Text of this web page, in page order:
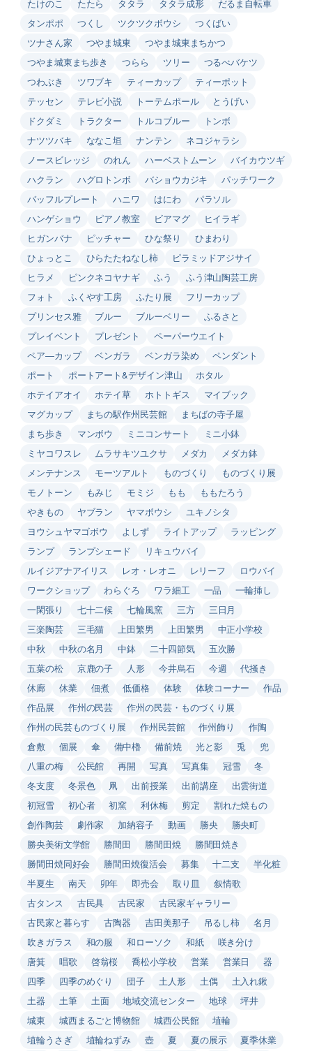
たけのこ たたら タタラ タタラ成形
だるま自転車
タンポポ
つくし ツクツクボウシ
つくばい
ツナさん家
つやま城東
つやま城東まちかつ
つやま城東まち歩き
つらら ツリー
つるべバケツ
つわぶき
ツワブキ ティーカップ
ティーポット
テッセン
テレビ小説 トーテムポール
とうげい
ドクダミ
トラクター トルコブルー
トンボ
ナツツバキ
ななこ垣 ナンテン
ネコジャラシ
ノースビレッジ
のれん ハーベストムーン
バイカウツギ
ハクラン
ハグロトンボ バショウカジキ
パッチワーク
バッフルプレート
ハニワ はにわ
パラソル
ハンゲショウ
ピアノ教室 ビアマグ
ヒイラギ
ヒガンバナ
ピッチャー ひな祭り
ひまわり
ひょっとこ
ひらたたねなし柿
ピラミッドアジサイ
ヒラメ
ピンクネコヤナギ ふう
ふう津山陶芸工房
フォト
ふくやす工房 ふたり展
フリーカップ
プリンセス雅
ブルー ブルーベリー
ふるさと
プレイベント
プレゼント
ペーパーウエイト
ペア―カップ
ベンガラ ベンガラ染め
ペンダント
ポート
ポートアート&デザイン津山
ホタル
ホテイアオイ
ホテイ草 ホトトギス
マイブック
マグカップ
まちの駅作州民芸館
まちばの寺子屋
まち歩き
マンボウ ミニコンサート
ミニ小鉢
ミヤコワスレ
ムラサキツユクサ メダカ
メダカ鉢
メンテナンス
モーツアルト ものづくり
ものづくり展
モノトーン
もみじ モミジ もも
ももたろう
やきもの
ヤブラン ヤマボウシ
ユキノシタ
ヨウシュヤマゴボウ
よしず ライトアップ
ラッピング
ランプ
ランプシェード
リキュウバイ
ルイジアナアイリス
レオ・レオニ レリーフ
ロウバイ
ワークショップ
わらぐろ ワラ細工 一品
一輪挿し
一閑張り
七十二候 七輪風窯 三方
三日月
三楽陶芸
三毛猫 上田繁男 上田繁男
中正小学校
中秋
中秋の名月 中鉢 二十四節気
五次勝
五葉の松
京鹿の子 人形 今井烏石 今週
代掻き
休廊
休業 佃煮 低価格 体験 体験コーナー
作品
作品展
作州の民芸
作州の民芸・ものづくり展
作州の民芸ものづくり展
作州民芸館 作州飾り
作陶
倉敷
個展 傘 備中櫓 備前焼 光と影 兎
兜
八重の梅
公民館 再開 写真 写真集 冠雪
冬
冬支度
冬景色 凧 出前授業 出前講座
出雲街道
初冠雪
初心者 初窯 利休梅 剪定
割れた焼もの
創作陶芸
劇作家 加納容子 動画 勝央
勝央町
勝央美術文学館
勝間田 勝間田焼
勝間田焼き
勝間田焼同好会
勝間田焼復活会 募集 十二支
半化粧
半夏生
南天 卯年 即売会 取り皿
叙情歌
古タンス
古民具 古民家
古民家ギャラリー
古民家と暮らす
古陶器 吉田美那子 吊るし柿
名月
吹きガラス
和の服 和ローソク 和紙
咲き分け
唐箕
唱歌 啓翁桜 喬松小学校 営業 営業日
器
四季
四季のめぐり 団子 土人形 土偶
土入れ鍬
土器
土筆 土面 地域交流センター 地球
坪井
城東
城西まるごと博物館 城西公民館
埴輪
埴輪うさぎ
埴輪ねずみ 壺 夏 夏の展示
夏季休業